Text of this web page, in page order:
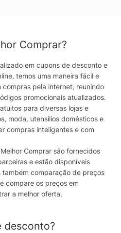
Comprar?
em cupons de desconto e
temos uma maneira fácil e
pela internet, reunindo
promocionais atualizados.
para diversas lojas e
moda, utensílios domésticos e
compras inteligentes e com
Comprar são fornecidos
e estão disponíveis
comparação de preços
compare os preços em
a melhor oferta.
desconto?